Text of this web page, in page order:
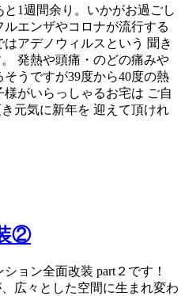
1週間余り。いかがお過ごし
エンザやコロナが流行する
アデノウィルスという 聞き
発熱や頭痛・のどの痛みや
うですが39度から40度の熱
がいらっしゃるお宅は ご自
元気に新年を 迎えて頂けれ
②
ョン全面改装 part２です！
広々とした空間に生まれ変わ